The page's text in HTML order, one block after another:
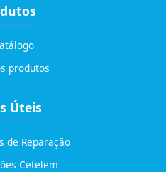
produtos
Úteis
de Reparação
Cetelem